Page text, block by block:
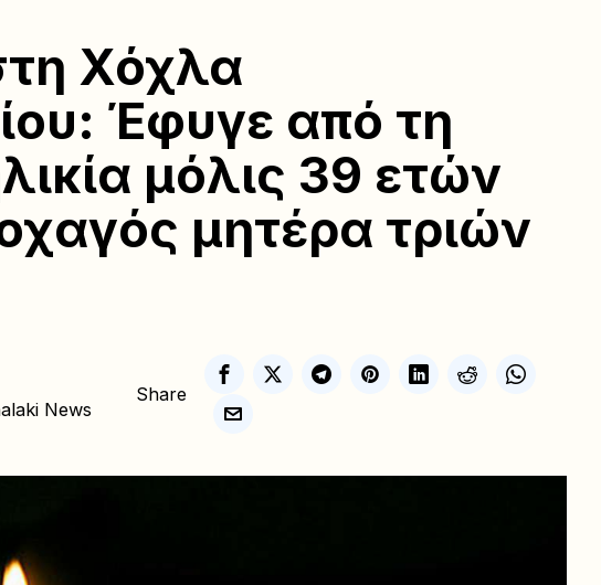
Χόχλα
Έφυγε από τη
μόλις 39 ετών
μητέρα τριών
News
Share